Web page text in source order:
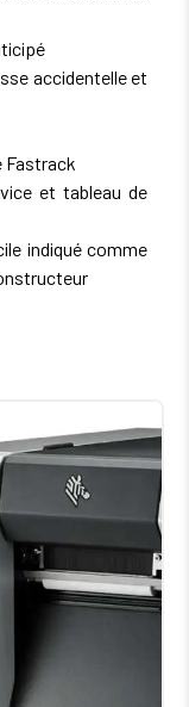
accidentelle et
Fastrack
et tableau de
indiqué comme